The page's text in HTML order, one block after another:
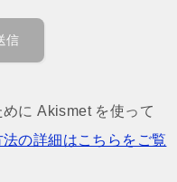
に Akismet を使って
の詳細はこちらをご覧